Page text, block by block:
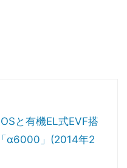
と有機EL式EVF搭
α6000」(2014年2